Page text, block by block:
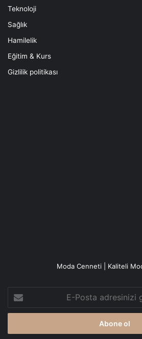
Teknoloji
Sağlık
Hamilelik
Eğitim & Kurs
Gizlilik politikası
Moda Cenneti | Kaliteli
Posta
adresinizi